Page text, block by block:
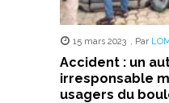
15 mars 2023 , Par
Accident : un
irresponsable
usagers du